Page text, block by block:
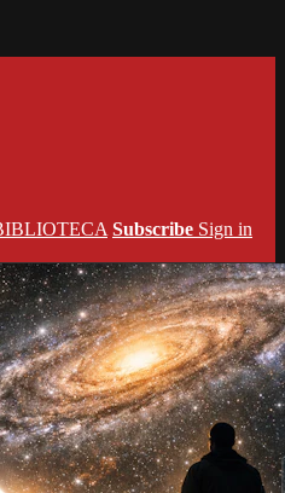
Subscribe Sign in